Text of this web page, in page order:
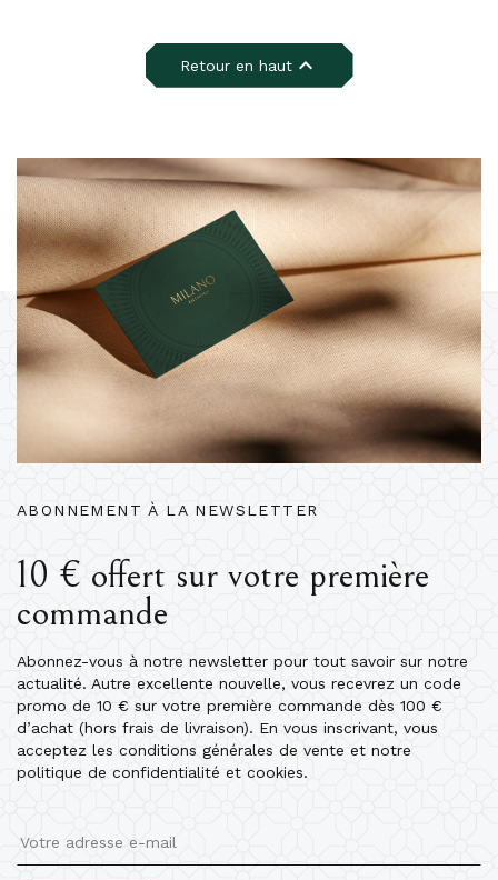
Retour en haut
ABONNEMENT À LA NEWSLETTER
10 € offert sur votre première
commande
Abonnez-vous à notre newsletter pour tout savoir sur notre
actualité. Autre excellente nouvelle, vous recevrez un code
promo de 10 € sur votre première commande dès 100 €
d’achat (hors frais de livraison). En vous inscrivant, vous
acceptez les conditions générales de vente et notre
politique de confidentialité et cookies.